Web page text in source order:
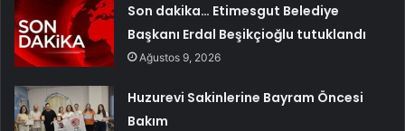
Son dakika… Etimesgut Belediye
Başkanı Erdal Beşikçioğlu tutuklandı
Ağustos 9, 2026
Huzurevi Sakinlerine Bayram Öncesi
Bakım